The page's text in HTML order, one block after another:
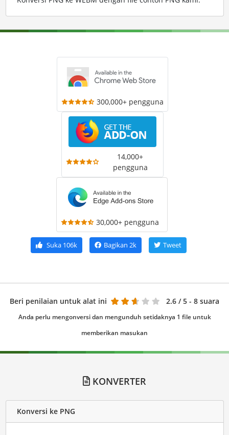
300,000+ pengguna
14,000+
pengguna
30,000+ pengguna
Suka106k Bagikan 2k Tweet
Beri penilaian untuk alat ini 2.6 / 5 - 8 suara
Anda perlu mengonversi dan mengunduh setidaknya 1 file untuk
memberikan masukan
KONVERTER
Konversi ke PNG